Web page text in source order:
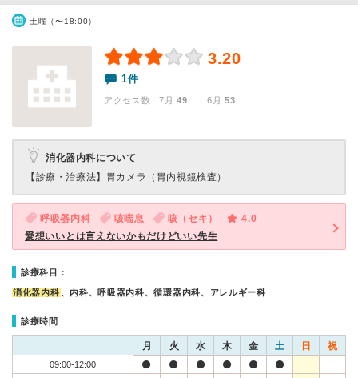
土曜（〜18:00）
3.20
1件
アクセス数 7月:49 | 6月:53
消化器内科について
【診療・治療法】 胃カメラ（胃内視鏡検査）
呼吸器内科 咳喘息 咳（セキ）
4.0
愛想いいとは言えないかもだけどいい先生
診療科目：
消化器内科 、内科、呼吸器内科、循環器内科、アレルギー科
診療時間
月 火 水 木 金 土 日 祝
09:00-12:00